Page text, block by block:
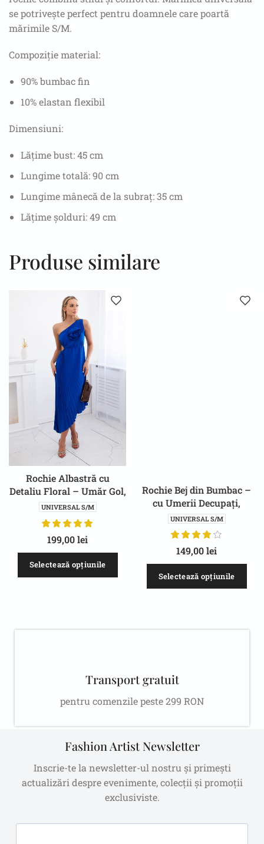
se potrivește perfect pentru doamnele care poartă
mărimile S/M.
Compoziție material:
90% bumbac fin
10% elastan flexibil
Dimensiuni:
Lățime bust: 45 cm
Lungime totală: 90 cm
Lungime mânecă de la subraț: 35 cm
Lățime șolduri: 49 cm
Produse similare
Rochie Albastră cu
Detaliu Floral – Umăr Gol,
pentru Ocazii Speciale
UNIVERSAL S/M
199,00lei
Selectează opțiunile
Rochie Bej din Bumbac –
cu Umerii Decupați,
Design Lejer
UNIVERSAL S/M
149,00lei
Selectează opțiunile
Transport gratuit
pentru comenzile peste 299 RON
Fashion Artist Newsletter
Inscrie-te la newsletter-ul nostru și primești
actualizări despre evenimente, colecții și promoții
exclusiviste.